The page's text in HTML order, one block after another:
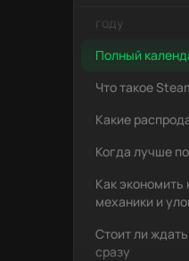
году
Полный
Что такое
Какие
Когда лучше
Как
механики и
Стоит ли
сразу